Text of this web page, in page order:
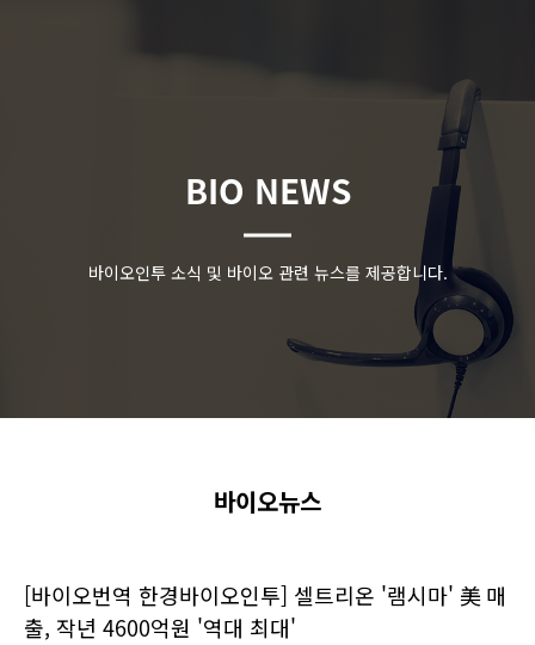
BIO NEWS
바이오인투 소식 및 바이오 관련 뉴스를 제공합니다.
바이오뉴스
[바이오번역 한경바이오인투] 셀트리온 '램시마' 美 매
출, 작년 4600억원 '역대 최대'